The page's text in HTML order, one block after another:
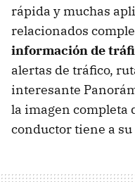
rápida y muchas
relacionados
información de
alertas de tráfico,
interesante
la imagen completa
conductor tiene a